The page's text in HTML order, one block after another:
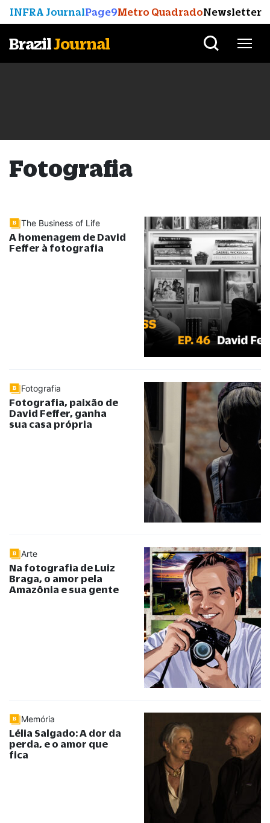
INFRA JournalPage9Metro QuadradoNewsletter
BrazilJournal
Fotografia
The Business of Life
A homenagem de David
Feffer à fotografia
Fotografia
Fotografia, paixão de
David Feffer, ganha
sua casa própria
Arte
Na fotografia de Luiz
Braga, o amor pela
Amazônia e sua gente
Memória
Lélia Salgado: A dor da
perda, e o amor que
fica